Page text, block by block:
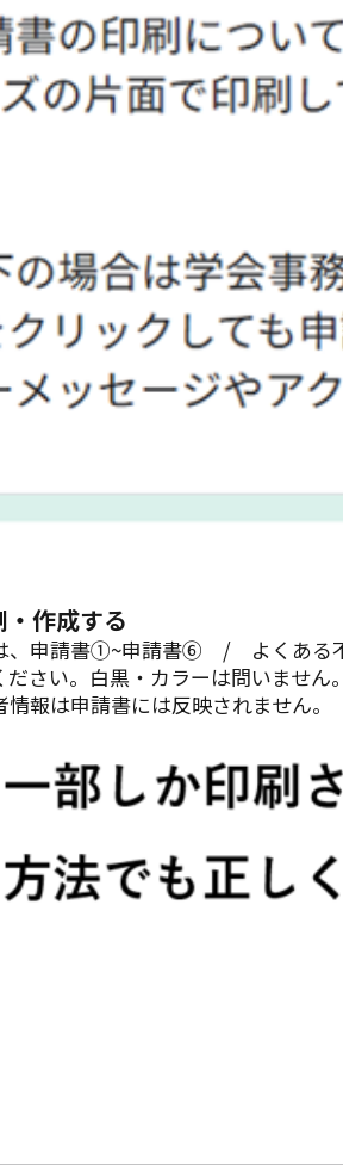
・作成する
、申請書①~申請書⑥ / よくあ
さい。白黒・カラーは問いません。
報は申請書には反映されません。